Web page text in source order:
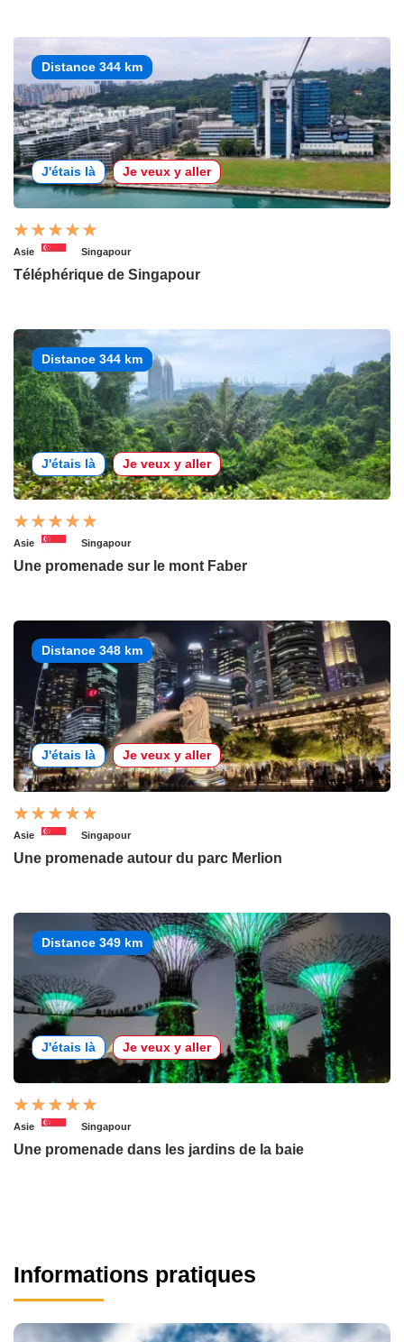
Distance 344 km
J'étais là Je veux y aller
Asie Singapour
Téléphérique de Singapour
Distance 344 km
J'étais là Je veux y aller
Asie Singapour
Une promenade sur le mont Faber
Distance 348 km
J'étais là Je veux y aller
Asie Singapour
Une promenade autour du parc Merlion
Distance 349 km
J'étais là Je veux y aller
Asie Singapour
Une promenade dans les jardins de la baie
Informations pratiques